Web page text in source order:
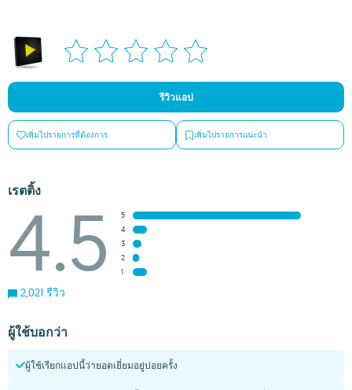
รีวิวแอป
เพิ่มไปรายการที่ต้องการ เพิ่มไปรายการแนะนำ
เรตติ้ง
4.5
5
4
3
2
1
2,021 รีวิว
ผู้ใช้บอกว่า
ผู้ใช้เรียกแอปนี้ว่ายอดเยี่ยมอยู่บ่อยครั้ง